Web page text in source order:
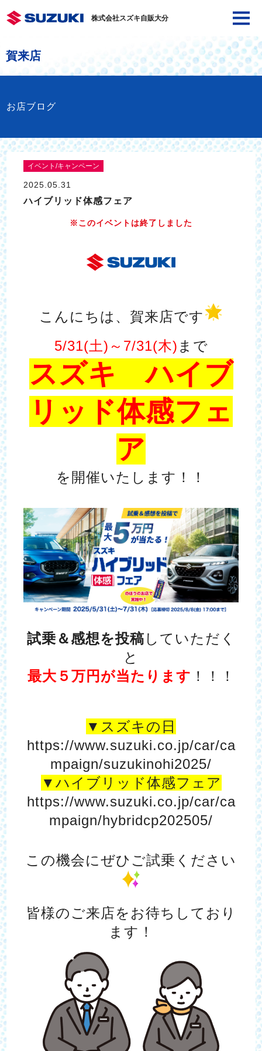
株式会社スズキ自販大分
賀来店
お店ブログ
イベント/キャンペーン
2025.05.31
ハイブリッド体感フェア
※このイベントは終了しました
こんにちは、賀来店です
5/31(土)～7/31(木) まで
スズキ ハイブ
リッド体感フェ
ア
を開催いたします！！
試乗＆感想を投稿 していただく
と
最大５万円が当たります ！！！
▼スズキの日
https://www.suzuki.co.jp/car/ca
mpaign/suzukinohi2025/
▼ハイブリッド体感フェア
https://www.suzuki.co.jp/car/ca
mpaign/hybridcp202505/
この機会にぜひご試乗ください
皆様のご来店をお待ちしており
ます！